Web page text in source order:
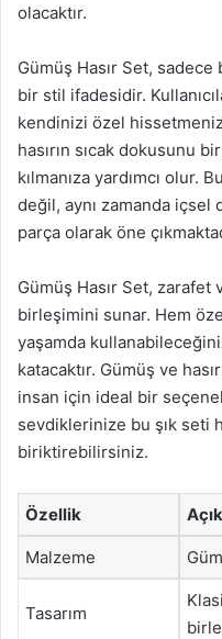
olacaktır.
Gümüş Hasır Set,
bir stil ifadesidir.
kendinizi özel
hasırın sıcak dokusunu
kılmanıza yardımcı olur.
değil, aynı zamanda içsel
parça olarak öne
Gümüş Hasır Set, zarafet
birleşimini sunar. Hem
yaşamda
katacaktır. Gümüş ve
insan için ideal bir
sevdiklerinize bu şık seti
biriktirebilirsiniz.
Özellik
Malzeme
Tasarım